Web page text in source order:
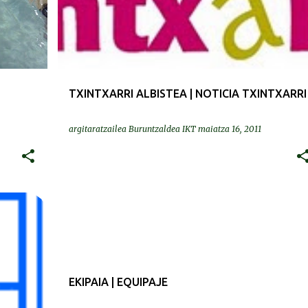
TXINTXARRI ALBISTEA | NOTICIA TXINTXARRI
argitaratzailea Buruntzaldea IKT maiatza 16, 2011
EKIPAIA | EQUIPAJE